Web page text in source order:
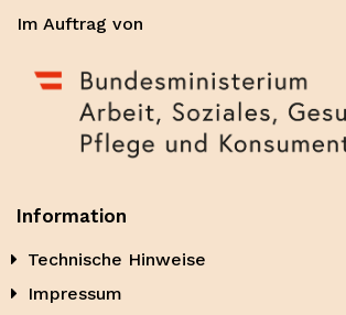
Im Auftrag von
Information
Technische Hinweise
Impressum